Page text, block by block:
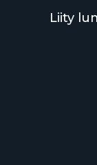
Liity